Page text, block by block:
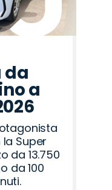
da
a
Super
da 13.750
da 100